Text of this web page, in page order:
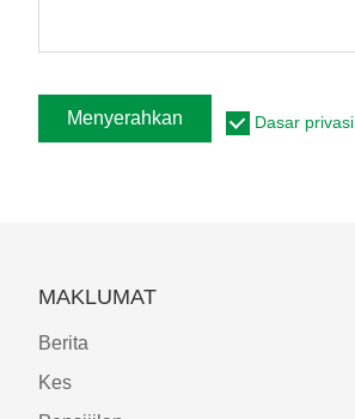
Menyerahkan Dasar privasi
MAKLUMAT
Berita
Kes